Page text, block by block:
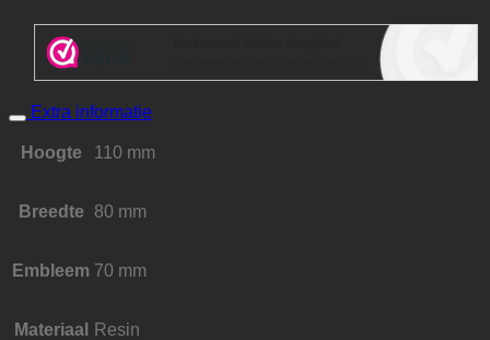
Extra informatie
Hoogte 110 mm
Breedte 80 mm
Embleem 70 mm
Materiaal Resin